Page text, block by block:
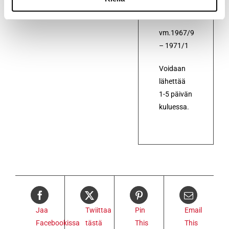
RS56
vm.1967/9
– 1971/1
Voidaan
lähettää
1-5 päivän
kuluessa.
Jaa
Facebookissa
Twiittaa
tästä
Pin
This
Email
This